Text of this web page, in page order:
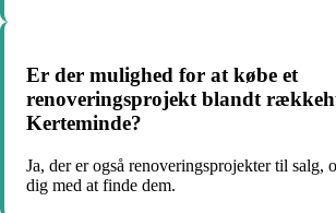
Er der mulighed for at købe et
renoveringsprojekt blandt
Kerteminde?
Ja, der er også renoveringsprojekter til salg,
dig med at finde dem.